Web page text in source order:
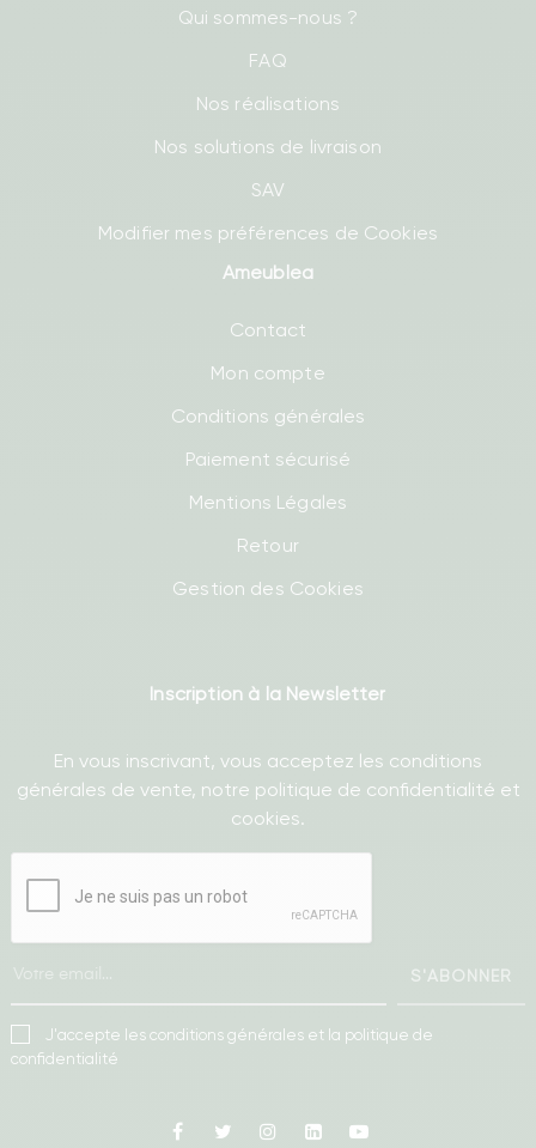
Qui sommes-nous ?
FAQ
Nos réalisations
Nos solutions de livraison
SAV
Modifier mes préférences de Cookies
Ameublea
Contact
Mon compte
Conditions générales
Paiement sécurisé
Mentions Légales
Retour
Gestion des Cookies
Inscription à la Newsletter
En vous inscrivant, vous acceptez les conditions
générales de vente, notre politique de confidentialité et
cookies.
S'ABONNER
J'accepte les conditions générales et la politique de
confidentialité
Facebook
Twitter InstagramLinkedin